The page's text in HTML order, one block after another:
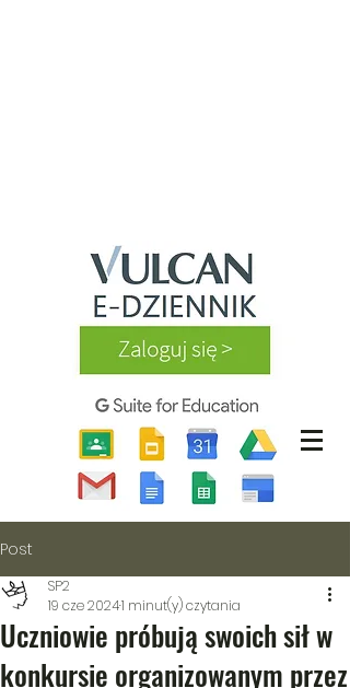
Post
Uczniowie próbują swoich sił w
konkursie organizowanym przez
SP2
19 cze 20241 minut(y) czytania